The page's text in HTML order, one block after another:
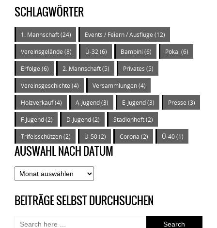
SCHLAGWÖRTER
1. Mannschaft(24) Events / Feiern / Ausflüge (12)
Vereinsgelände (8) Ü-32 (6) Bambini (6) Pokal (6)
Erfolge (6) 2. Mannschaft(5) Privates (5)
Vereinsgeschichte (4) Versammlungen(4)
Holzverkauf(4) A-Jugend(3) E-Jugend(3) Presse (3)
F-Jugend(2) D-Jugend(2) Stadionheft(2)
Trifelsschützen(2) Ü-50(2) Corona (2) Ü-40(1)
AUSWAHL NACH DATUM
Auswahl
nach
Datum
BEITRÄGE SELBST DURCHSUCHEN